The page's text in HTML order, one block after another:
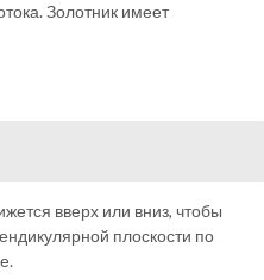
Золотник имеет
вверх или вниз, чтобы
плоскости по